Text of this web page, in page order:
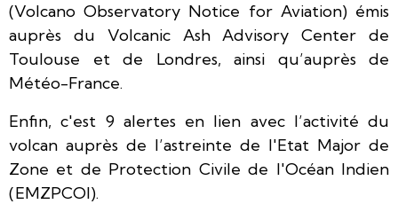
(Volcano Observatory Notice for Aviation) émis
auprès du Volcanic Ash Advisory Center de
Toulouse et de Londres, ainsi qu’auprès de
Météo-France.
Enfin, c'est 9 alertes en lien avec l’activité du
volcan auprès de l’astreinte de l'Etat Major de
Zone et de Protection Civile de l'Océan Indien
(EMZPCOI).